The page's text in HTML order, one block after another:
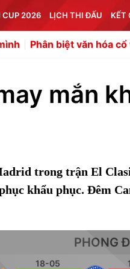
CUP 2026 LỊCH THI ĐẤU KẾT
văn hóa cổ vũ Ultras
mắn
trong trận El
khẩu phục. Đêm
PHONG
18-05